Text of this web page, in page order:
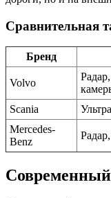
Сравнительная
Бренд
Volvo
Scania
Mercedes-
Benz
Современный